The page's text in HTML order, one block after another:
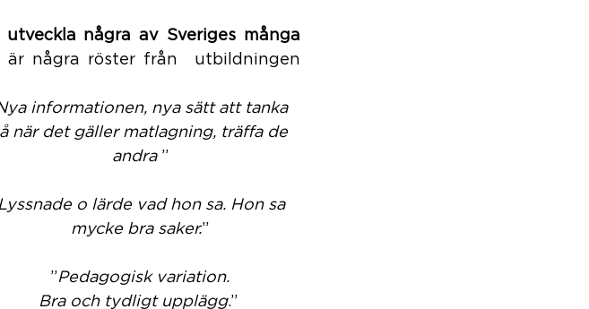
några av Sveriges många
är några röster från  utbildningen
informationen, nya sätt att tanka
när det gäller matlagning, träffa de
andra ”
o lärde vad hon sa. Hon sa
mycke bra saker.”
”Pedagogisk variation.
Bra och tydligt upplägg.”